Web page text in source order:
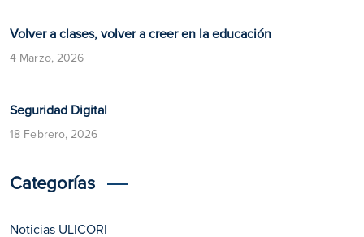
Volver a clases, volver a creer en la educación
4 Marzo, 2026
​​Seguridad Digital​
18 Febrero, 2026
Categorías
Noticias ULICORI